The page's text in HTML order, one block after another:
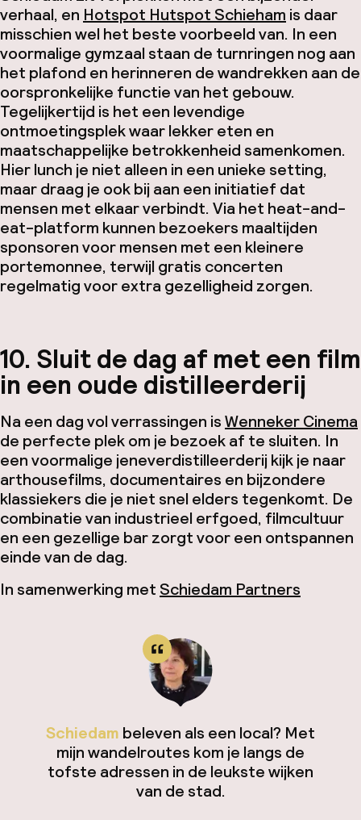
verhaal, en Hotspot Hutspot Schieham is daar
misschien wel het beste voorbeeld van. In een
voormalige gymzaal staan de turnringen nog aan
het plafond en herinneren de wandrekken aan de
oorspronkelijke functie van het gebouw.
Tegelijkertijd is het een levendige
ontmoetingsplek waar lekker eten en
maatschappelijke betrokkenheid samenkomen.
Hier lunch je niet alleen in een unieke setting,
maar draag je ook bij aan een initiatief dat
mensen met elkaar verbindt. Via het heat-and-
eat-platform kunnen bezoekers maaltijden
sponsoren voor mensen met een kleinere
portemonnee, terwijl gratis concerten
regelmatig voor extra gezelligheid zorgen.
10. Sluit de dag af met een film
in een oude distilleerderij
Na een dag vol verrassingen isWenneker Cinema
de perfecte plek om je bezoek af te sluiten. In
een voormalige jeneverdistilleerderij kijk je naar
arthousefilms, documentaires en bijzondere
klassiekers die je niet snel elders tegenkomt. De
combinatie van industrieel erfgoed, filmcultuur
en een gezellige bar zorgt voor een ontspannen
einde van de dag.
In samenwerking met Schiedam Partners
Schiedam beleven als een local? Met
mijn wandelroutes kom je langs de
tofste adressen in de leukste wijken
van de stad.